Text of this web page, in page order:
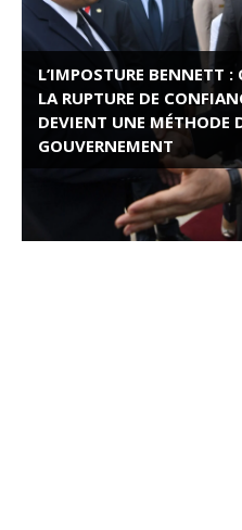
L’IMPOSTURE BENNETT :
LA RUPTURE DE
DEVIENT UNE MÉTHODE
GOUVERNEMENT
ROSE VALLAND, HEROÏNE
RESISTANCE FRANÇAISE